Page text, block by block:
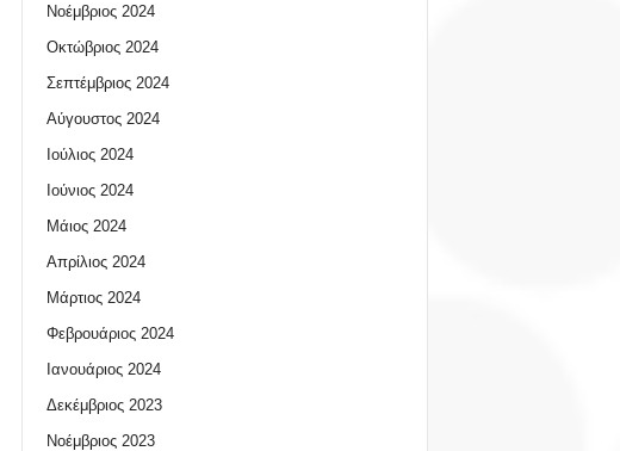
Νοέμβριος 2024
Οκτώβριος 2024
Σεπτέμβριος 2024
Αύγουστος 2024
Ιούλιος 2024
Ιούνιος 2024
Μάιος 2024
Απρίλιος 2024
Μάρτιος 2024
Φεβρουάριος 2024
Ιανουάριος 2024
Δεκέμβριος 2023
Νοέμβριος 2023